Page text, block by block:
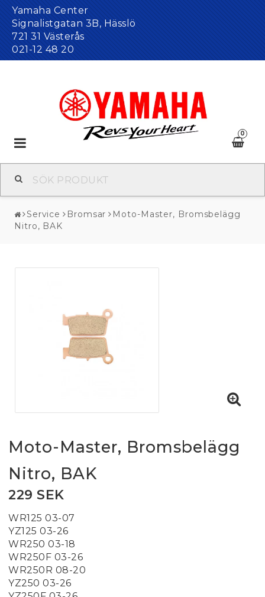
Yamaha Center
Signalistgatan 3B, Hässlö
721 31 Västerås
021-12 48 20
0
Toggle
navigation
Service Bromsar
Moto-Master, Bromsbelägg
Nitro, BAK
Moto-Master, Bromsbelägg
Nitro, BAK
229 SEK
WR125 03-07
YZ125 03-26
WR250 03-18
WR250F 03-26
WR250R 08-20
YZ250 03-26